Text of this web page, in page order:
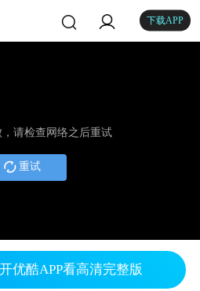
下载APP
请检查网络之后重试
重试
优酷APP看高清完整版